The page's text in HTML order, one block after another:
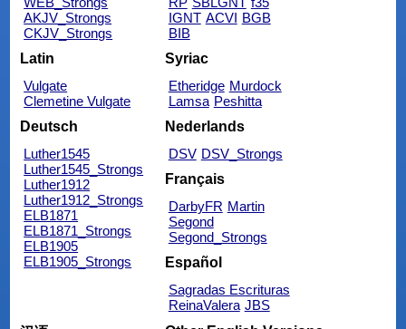
AKJV_Strongs
CKJV_Strongs
IGNT ACVI BGB
BIB
Latin
Vulgate
Clemetine Vulgate
Syriac
Etheridge Murdock
Lamsa Peshitta
Deutsch
Luther1545
Luther1545_Strongs
Luther1912
Luther1912_Strongs
ELB1871
ELB1871_Strongs
ELB1905
ELB1905_Strongs
Nederlands
DSV DSV_Strongs
Français
DarbyFR Martin
Segond
Segond_Strongs
Español
Sagradas Escrituras
ReinaValera JBS